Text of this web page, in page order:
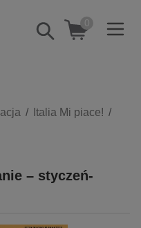
Pokaż/schowaj
wyszukiwarkę
0
Italia Mi piace!
– styczeń-